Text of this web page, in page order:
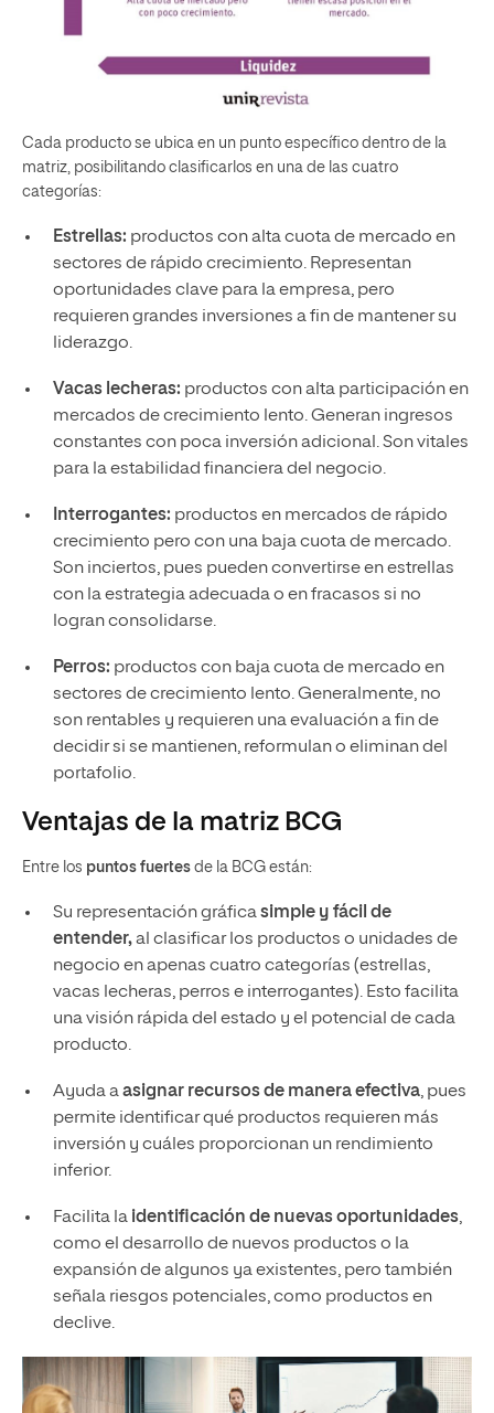
Cada producto se ubica en un punto específico dentro de la
matriz, posibilitando clasificarlos en una de las cuatro
categorías:
Estrellas: productos con alta cuota de mercado en
sectores de rápido crecimiento. Representan
oportunidades clave para la empresa, pero
requieren grandes inversiones a fin de mantener su
liderazgo.
Vacas lecheras: productos con alta participación en
mercados de crecimiento lento. Generan ingresos
constantes con poca inversión adicional. Son vitales
para la estabilidad financiera del negocio.
Interrogantes: productos en mercados de rápido
crecimiento pero con una baja cuota de mercado.
Son inciertos, pues pueden convertirse en estrellas
con la estrategia adecuada o en fracasos si no
logran consolidarse.
Perros: productos con baja cuota de mercado en
sectores de crecimiento lento. Generalmente, no
son rentables y requieren una evaluación a fin de
decidir si se mantienen, reformulan o eliminan del
portafolio.
Ventajas de la matriz BCG
Entre los puntos fuertes de la BCG están:
Su representación gráficasimple y fácil de
entender,al clasificar los productos o unidades de
negocio en apenas cuatro categorías (estrellas,
vacas lecheras, perros e interrogantes). Esto facilita
una visión rápida del estado y el potencial de cada
producto.
Ayuda aasignar recursos de manera efectiva, pues
permite identificar qué productos requieren más
inversión y cuáles proporcionan un rendimiento
inferior.
Facilita laidentificación de nuevas oportunidades,
como el desarrollo de nuevos productos o la
expansión de algunos ya existentes, pero también
señala riesgos potenciales, como productos en
declive.